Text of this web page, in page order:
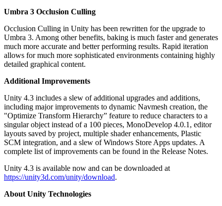
Umbra 3 Occlusion Culling
Occlusion Culling in Unity has been rewritten for the upgrade to
Umbra 3. Among other benefits, baking is much faster and generates
much more accurate and better performing results. Rapid iteration
allows for much more sophisticated environments containing highly
detailed graphical content.
Additional Improvements
Unity 4.3 includes a slew of additional upgrades and additions,
including major improvements to dynamic Navmesh creation, the
"Optimize Transform Hierarchy” feature to reduce characters to a
singular object instead of a 100 pieces, MonoDevelop 4.0.1, editor
layouts saved by project, multiple shader enhancements, Plastic
SCM integration, and a slew of Windows Store Apps updates. A
complete list of improvements can be found in the Release Notes.
Unity 4.3 is available now and can be downloaded at
https://unity3d.com/unity/download.
About Unity Technologies